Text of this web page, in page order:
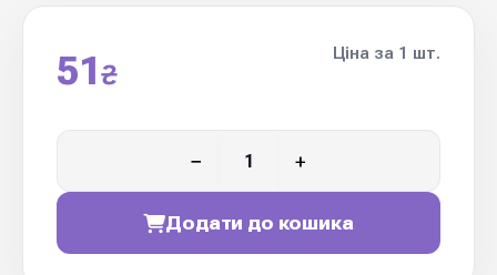
51₴
Ціна за 1 шт.
− +
Додати до кошика